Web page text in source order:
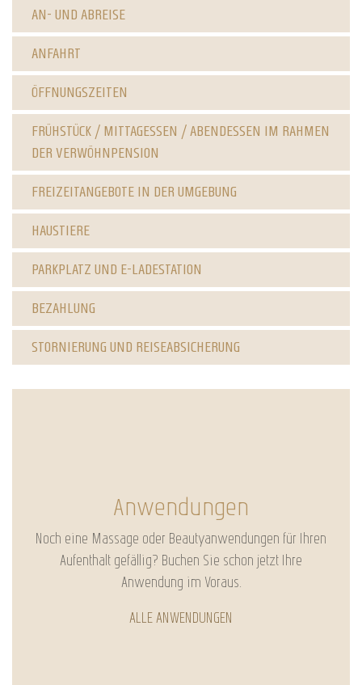
AN- UND ABREISE
ANFAHRT
ÖFFNUNGSZEITEN
FRÜHSTÜCK / MITTAGESSEN / ABENDESSEN IM RAHMEN
DER VERWÖHNPENSION
FREIZEITANGEBOTE IN DER UMGEBUNG
HAUSTIERE
PARKPLATZ UND E-LADESTATION
BEZAHLUNG
STORNIERUNG UND REISEABSICHERUNG
Anwendungen
Noch eine Massage oder Beautyanwendungen für Ihren
Aufenthalt gefällig? Buchen Sie schon jetzt Ihre
Anwendung im Voraus.
ALLE ANWENDUNGEN